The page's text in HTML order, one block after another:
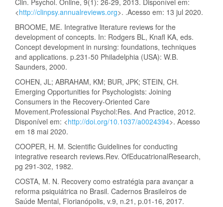
Clin. Psychol. Online, 9(1): 26-29, 2013. Disponível em:
<http://clinpsy.annualreviews.org>. .Acesso em: 13 jul 2020.
BROOME, ME. Integrative literature reviews for the
development of concepts. In: Rodgers BL, Knafl KA, eds.
Concept development in nursing: foundations, techniques
and applications. p.231-50 Philadelphia (USA): W.B.
Saunders, 2000.
COHEN, JL; ABRAHAM, KM; BUR, JPK; STEIN, CH.
Emerging Opportunities for Psychologists: Joining
Consumers in the Recovery-Oriented Care
Movement.Professional Psychol:Res. And Practice, 2012.
Disponível em: <http://doi.org/10.1037/a0024394>. Acesso
em 18 mai 2020.
COOPER, H. M. Scientific Guidelines for conducting
integrative research reviews.Rev. OfEducatrionalResearch,
pg 291-302, 1982.
COSTA, M. N. Recovery como estratégia para avançar a
reforma psiquiátrica no Brasil. Cadernos Brasileiros de
Saúde Mental, Florianópolis, v.9, n.21, p.01-16, 2017.